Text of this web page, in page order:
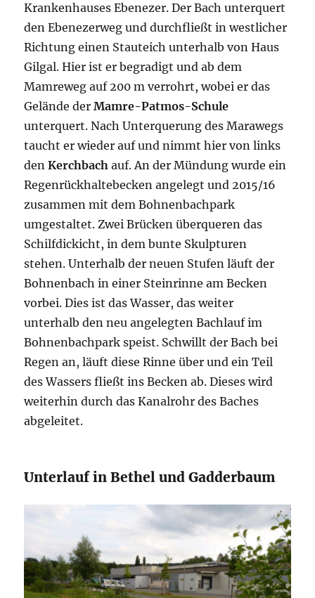
Krankenhauses Ebenezer. Der Bach unterquert
den Ebenezerweg und durchfließt in westlicher
Richtung einen Stauteich unterhalb von Haus
Gilgal. Hier ist er begradigt und ab dem
Mamreweg auf 200 m verrohrt, wobei er das
Gelände derMamre-Patmos-Schule
unterquert. Nach Unterquerung des Marawegs
taucht er wieder auf und nimmt hier von links
denKerchbach auf. An der Mündung wurde ein
Regenrückhaltebecken angelegt und 2015/16
zusammen mit dem Bohnenbachpark
umgestaltet. Zwei Brücken überqueren das
Schilfdickicht, in dem bunte Skulpturen
stehen. Unterhalb der neuen Stufen läuft der
Bohnenbach in einer Steinrinne am Becken
vorbei. Dies ist das Wasser, das weiter
unterhalb den neu angelegten Bachlauf im
Bohnenbachpark speist. Schwillt der Bach bei
Regen an, läuft diese Rinne über und ein Teil
des Wassers fließt ins Becken ab. Dieses wird
weiterhin durch das Kanalrohr des Baches
abgeleitet.
Unterlauf in Bethel und Gadderbaum